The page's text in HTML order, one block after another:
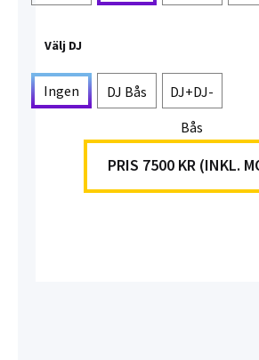
Välj DJ
Ingen DJ Bås
DJ+DJ-
Bås
PRIS 7500 KR (INKL.